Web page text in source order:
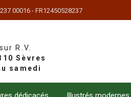
00016 - FR12450528237
R.V.